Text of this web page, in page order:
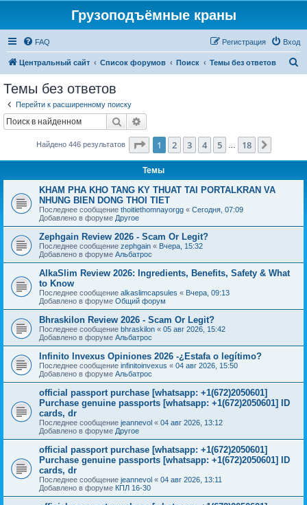
Грузоподъёмные краны
FAQ Вход
Регистрация
Центральный сайт Список форумов Поиск Темы без ответов
Темы без ответов
Перейти к расширенному поиску
Поиск
Найдено 446 результатов Страница из 18
1 2 3 4 5 18
Темы
KHAM PHA KHO TANG KY THUAT TAI PORTALKRAN VA
NHUNG BIEN DONG THOI TIET
Последнее сообщение thoitiethomnayorgg « Сегодня, 07:09
Добавлено в форуме Другое
Zephgain Review 2026 - Scam Or Legit?
Последнее сообщение zephgain « Вчера, 15:32
Добавлено в форуме Альбатрос
AlkaSlim Review 2026: Ingredients, Benefits, Safety & What
to Know
Последнее сообщение alkaslimcapsules « Вчера, 09:13
Добавлено в форуме Общий форум
Bhraskilon Review 2026 - Scam Or Legit?
Последнее сообщение bhraskilon « 05 авг 2026, 15:42
Добавлено в форуме Альбатрос
Infinito Invexus Opiniones 2026 -¿Estafa o legítimo?
Последнее сообщение infinitoinvexus « 04 авг 2026, 15:50
Добавлено в форуме Альбатрос
official passport purchase [whatsapp: +1(672)2050601]
Purchase genuine passports [whatsapp: +1(672)2050601] ID
cards, dr
Последнее сообщение jeannevol « 04 авг 2026, 13:12
Добавлено в форуме Другое
official passport purchase [whatsapp: +1(672)2050601]
Purchase genuine passports [whatsapp: +1(672)2050601] ID
cards, dr
Последнее сообщение jeannevol « 04 авг 2026, 13:11
Добавлено в форуме КПЛ 16-30